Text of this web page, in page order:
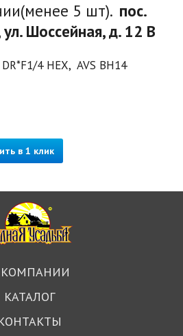
5 шт). пос.
Шоссейная, д. 12 В
4 HEX, AVS BH14
в 1 клик
КАТАЛОГ